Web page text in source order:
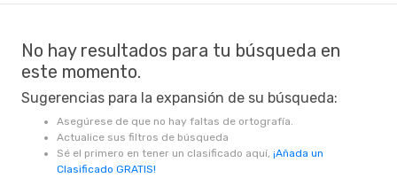
No hay resultados para tu búsqueda en
este momento.
Sugerencias para la expansión de su búsqueda:
Asegúrese de que no hay faltas de ortografía.
Actualice sus filtros de búsqueda
Sé el primero en tener un clasificado aquí, ¡Añada un
Clasificado GRATIS!